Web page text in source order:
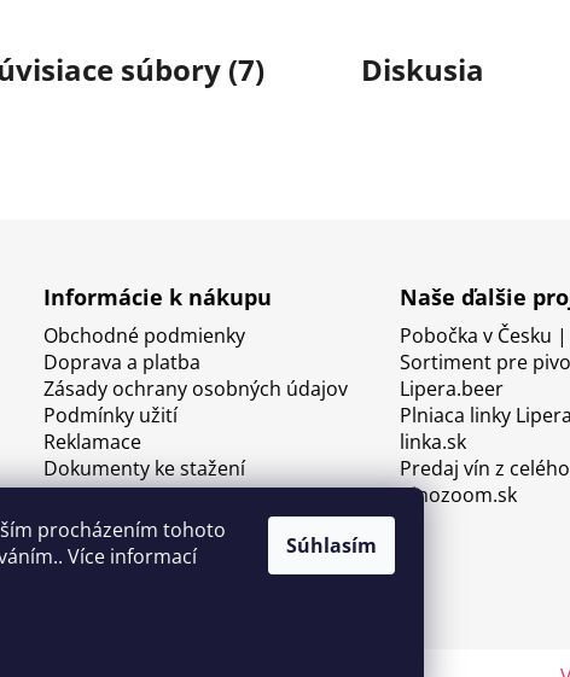
procházením tohoto
Více informací
Súhlasím
súbory (7) Diskusia
Informácie k nákupu
Obchodné podmienky
Doprava a platba
Zásady ochrany osobných údajov
Podmínky užití
Reklamace
Dokumenty ke stažení
Naše ďalšie
Pobočka v Česku
Sortiment pre
Lipera.beer
Plniaca linky
linka.sk
Predaj vín z
Vinozoom.sk